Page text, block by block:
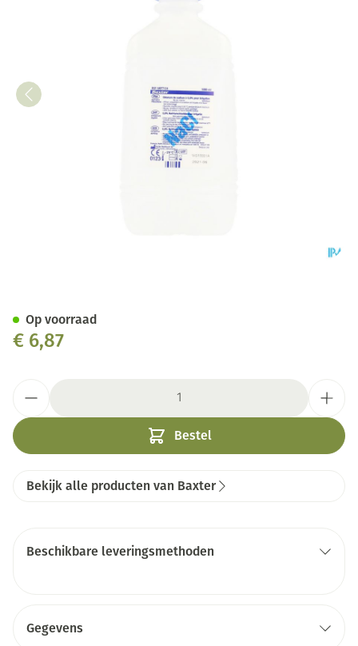
€ 6,87
Bestel
Op voorraad
Bekijk alle producten van Baxter
Beschikbare leveringsmethoden
Gegevens